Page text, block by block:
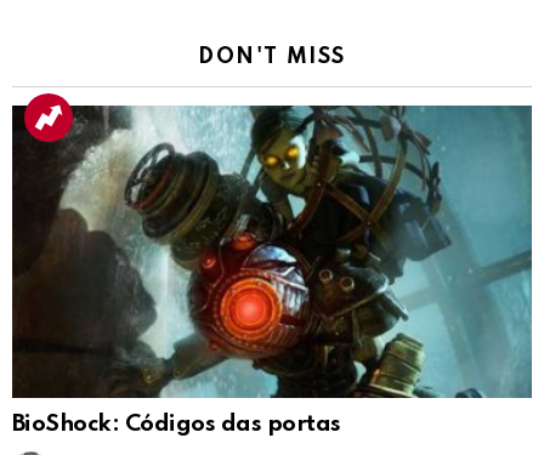
DON'T MISS
BioShock: Códigos das portas